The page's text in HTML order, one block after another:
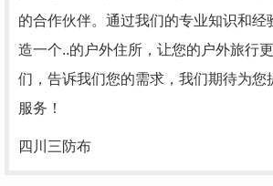
的合作伙伴。通过我们的专业知识和经
造一个..的户外住所，让您的户外旅行
们，告诉我们您的需求，我们期待为您
服务！
四川三防布